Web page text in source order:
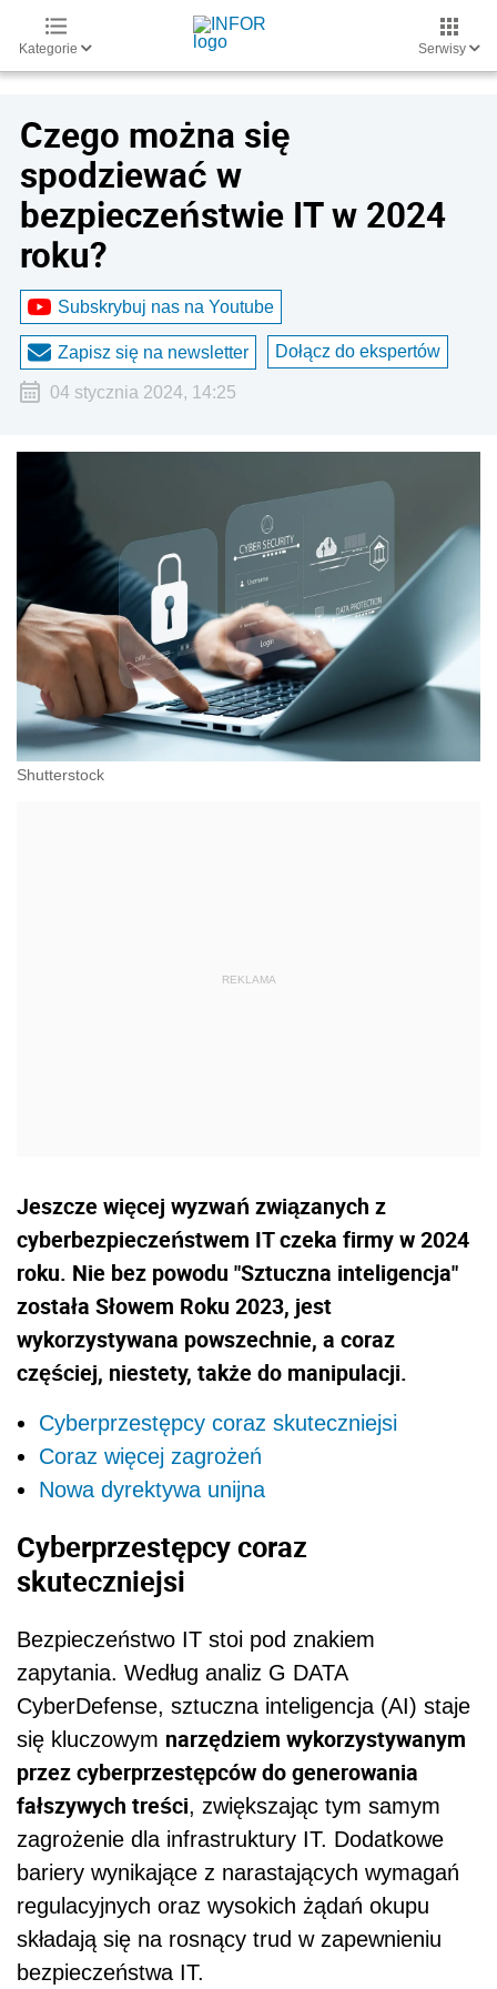
Kategorie Serwisy
Czego można się
spodziewać w
bezpieczeństwie IT w 2024
roku?
Subskrybuj nas na Youtube
Zapisz się na newsletter Dołącz do ekspertów
04 stycznia 2024, 14:25
Shutterstock
Jeszcze więcej wyzwań związanych z
cyberbezpieczeństwem IT czeka firmy w 2024
roku. Nie bez powodu "Sztuczna inteligencja"
została Słowem Roku 2023, jest
wykorzystywana powszechnie, a coraz
częściej, niestety, także do manipulacji.
Cyberprzestępcy coraz skuteczniejsi
Coraz więcej zagrożeń
Nowa dyrektywa unijna
Cyberprzestępcy coraz
skuteczniejsi
Bezpieczeństwo IT stoi pod znakiem
zapytania. Według analiz G DATA
CyberDefense, sztuczna inteligencja (AI) staje
się kluczowym narzędziem wykorzystywanym
przez cyberprzestępców do generowania
fałszywych treści, zwiększając tym samym
zagrożenie dla infrastruktury IT. Dodatkowe
bariery wynikające z narastających wymagań
regulacyjnych oraz wysokich żądań okupu
składają się na rosnący trud w zapewnieniu
bezpieczeństwa IT.